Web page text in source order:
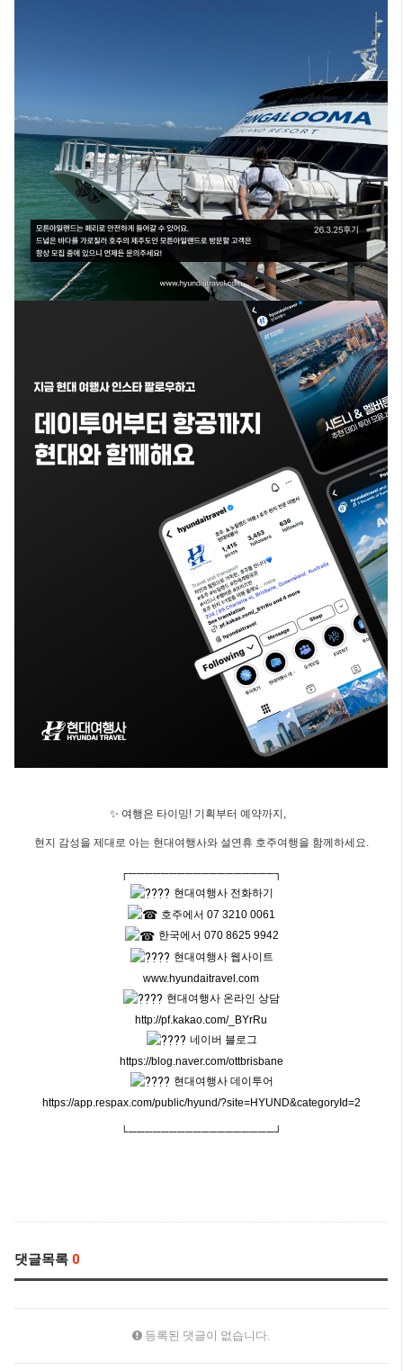
✨ 여행은 타이밍! 기획부터 예약까지,
현지 감성을 제대로 아는 현대여행사와 설연휴 호주여행을 함께하세요.
┌──────────────────┐
현대여행사 전화하기
호주에서 07 3210 0061
한국에서 070 8625 9942
현대여행사 웹사이트
www.hyundaitravel.com
현대여행사 온라인 상담
http://pf.kakao.com/_BYrRu
네이버 블로그
https://blog.naver.com/ottbrisbane
현대여행사 데이투어
https://app.respax.com/public/hyund/?site=HYUND&categoryId=2
└──────────────────┘
댓글목록 0
등록된 댓글이 없습니다.